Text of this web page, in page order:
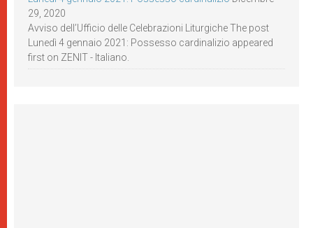
29, 2020
Avviso dell’Ufficio delle Celebrazioni Liturgiche The post
Lunedì 4 gennaio 2021: Possesso cardinalizio appeared
first on ZENIT - Italiano.